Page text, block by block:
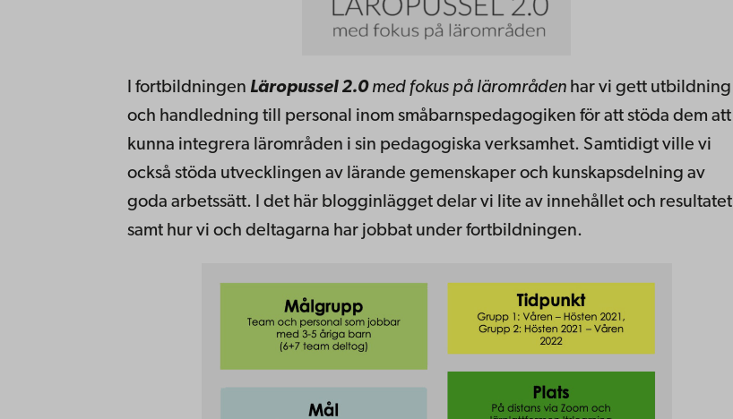
I fortbildningen Läropussel 2.0med fokus på lärområdenhar vi gett utbildning
och handledning till personal inom småbarnspedagogiken för att stöda dem att
kunna integrera lärområden i sin pedagogiska verksamhet. Samtidigt ville vi
också stöda utvecklingen av lärande gemenskaper och kunskapsdelning av
goda arbetssätt. I det här blogginlägget delar vi lite av innehållet och resultatet
samt hur vi och deltagarna har jobbat under fortbildningen.